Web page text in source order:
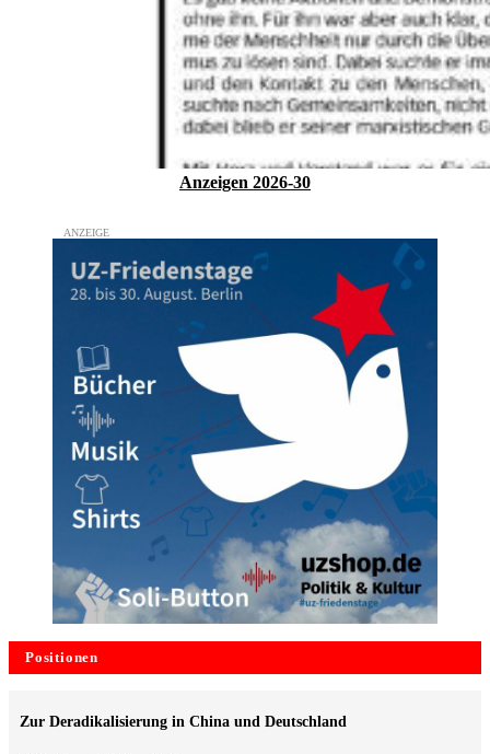
Anzeigen 2026-30
Positionen
Zur Deradikalisierung in China und Deutschland